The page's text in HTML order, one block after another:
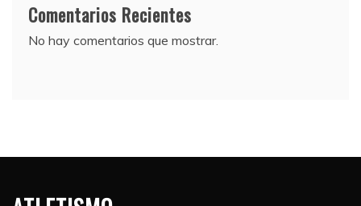
Comentarios Recientes
No hay comentarios que mostrar.